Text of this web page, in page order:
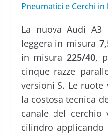
Pneumatici e Cerchi in
La nuova Audi A3
leggera in misura
in misura225/40,
cinque razze
versioni S. Le
la costosa tecnica
canale del cerchio
cilindro